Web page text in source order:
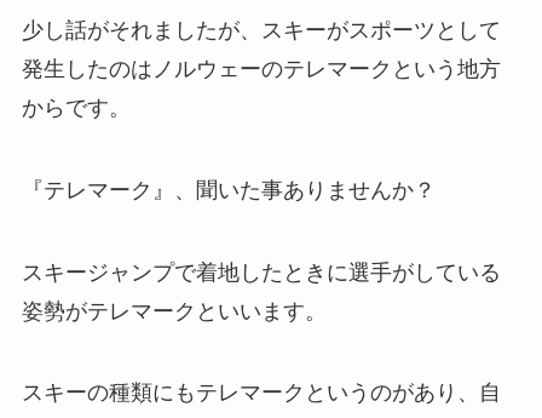
少し話がそれましたが、スキーがスポーツとして
発生したのはノルウェーのテレマークという地方
からです。
『テレマーク』、聞いた事ありませんか？
スキージャンプで着地したときに選手がしている
姿勢がテレマークといいます。
スキーの種類にもテレマークというのがあり、自